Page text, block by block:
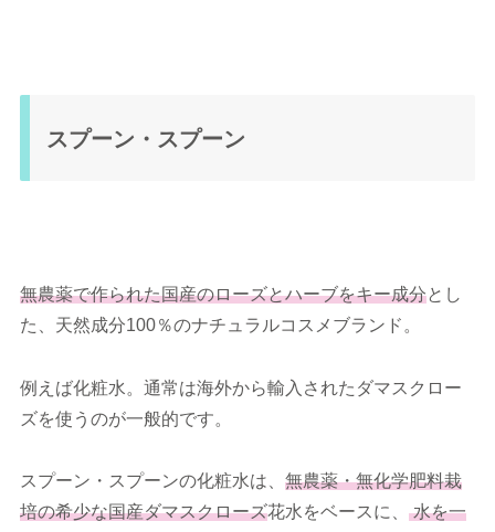
スプーン・スプーン
無農薬で作られた国産のローズとハーブをキー成分とし
た、天然成分100％のナチュラルコスメブランド。
例えば化粧水。通常は海外から輸入されたダマスクロー
ズを使うのが一般的です。
スプーン・スプーンの化粧水は、無農薬・無化学肥料栽
培の希少な国産ダマスクローズ花水をベースに、水を一